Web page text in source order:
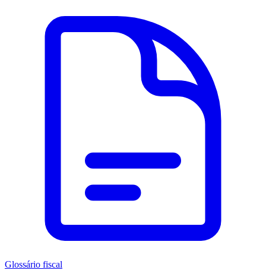
Glossário fiscal